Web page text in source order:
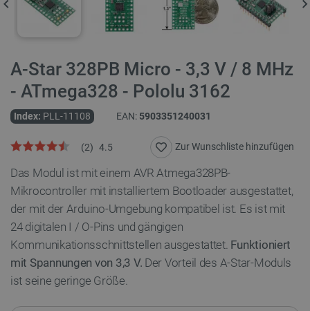
A-Star 328PB Micro - 3,3 V / 8 MHz
- ATmega328 - Pololu 3162
Index: PLL-11108 EAN: 5903351240031
4.5
(2) Zur Wunschliste hinzufügen
Das Modul ist mit einem AVR Atmega328PB-
Mikrocontroller mit installiertem Bootloader ausgestattet,
der mit der Arduino-Umgebung kompatibel ist. Es ist mit
24 digitalen I / O-Pins und gängigen
Kommunikationsschnittstellen ausgestattet. Funktioniert
mit Spannungen von 3,3 V. Der Vorteil des A-Star-Moduls
ist seine geringe Größe.